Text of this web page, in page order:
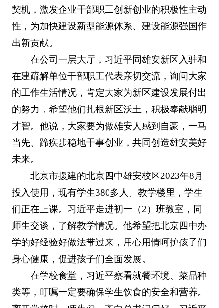
契机，激发企业干部职工创新创业的积极性主动
性，为加快建设新型能源体系、建设能源强国作
出新贡献。
在公司一层大厅，习近平同雄安新区入驻和
在建疏解单位干部职工代表亲切交流，询问大家
的工作生活情况，肯定大家为新区建设发展付出
的努力，希望他们扎根新区沃土，积极奉献聪明
才智。他说，大家要为做雄安人感到自豪，一马
当先、蹄疾步稳地干事创业，共同创造雄安美好
未来。
北京市援建的北京四中雄安校区2023年8月
投入使用，现有学生380多人。教学楼里，学生
们正在上课。习近平走进初一（2）班教室，同
师生交谈，了解教学情况。他希望把北京四中办
学的好经验好做法带过来，用心用情呵护孩子们
身心健康，促进孩子们全面发展。
在学校食堂，习近平察看就餐环境、菜品种
类等，叮嘱一定要确保学生饮食的安全和营养。